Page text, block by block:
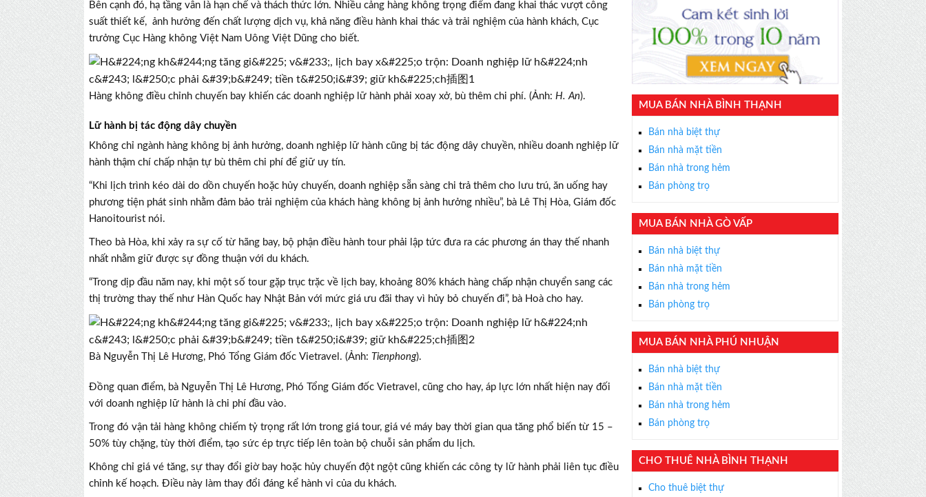
Bên cạnh đó, hạ tầng vẫn là hạn chế và thách thức lớn. Nhiều cảng hàng không trọng điểm đang khai thác vượt công
suất thiết kế, ảnh hưởng đến chất lượng dịch vụ, khả năng điều hành khai thác và trải nghiệm của hành khách, Cục
trưởng Cục Hàng không Việt Nam Uông Việt Dũng cho biết.
Hàng không điều chỉnh chuyến bay khiến các doanh nghiệp lữ hành phải xoay xở, bù thêm chi phí. (Ảnh: H. An).
Lữ hành bị tác động dây chuyền
Không chỉ ngành hàng không bị ảnh hưởng, doanh nghiệp lữ hành cũng bị tác động dây chuyền, nhiều doanh nghiệp lữ
hành thậm chí chấp nhận tự bù thêm chi phí để giữ uy tín.
“Khi lịch trình kéo dài do dồn chuyến hoặc hủy chuyến, doanh nghiệp sẵn sàng chi trả thêm cho lưu trú, ăn uống hay
phương tiện phát sinh nhằm đảm bảo trải nghiệm của khách hàng không bị ảnh hưởng nhiều”, bà Lê Thị Hòa, Giám đốc
Hanoitourist nói.
Theo bà Hòa, khi xảy ra sự cố từ hãng bay, bộ phận điều hành tour phải lập tức đưa ra các phương án thay thế nhanh
nhất nhằm giữ được sự đồng thuận với du khách.
“Trong dịp đầu năm nay, khi một số tour gặp trục trặc về lịch bay, khoảng 80% khách hàng chấp nhận chuyển sang các
thị trường thay thế như Hàn Quốc hay Nhật Bản với mức giá ưu đãi thay vì hủy bỏ chuyến đi”, bà Hoà cho hay.
Bà Nguyễn Thị Lê Hương, Phó Tổng Giám đốc Vietravel. (Ảnh: Tienphong).
Đồng quan điểm, bà Nguyễn Thị Lê Hương, Phó Tổng Giám đốc Vietravel, cũng cho hay, áp lực lớn nhất hiện nay đối
với doanh nghiệp lữ hành là chi phí đầu vào.
Trong đó vận tải hàng không chiếm tỷ trọng rất lớn trong giá tour, giá vé máy bay thời gian qua tăng phổ biến từ 15 –
50% tùy chặng, tùy thời điểm, tạo sức ép trực tiếp lên toàn bộ chuỗi sản phẩm du lịch.
Không chỉ giá vé tăng, sự thay đổi giờ bay hoặc hủy chuyến đột ngột cũng khiến các công ty lữ hành phải liên tục điều
chỉnh kế hoạch. Điều này làm thay đổi đáng kể hành vi của du khách.
MUA BÁN NHÀ BÌNH THẠNH
Bán nhà biệt thự
Bán nhà mặt tiền
Bán nhà trong hẻm
Bán phòng trọ
MUA BÁN NHÀ GÒ VẤP
Bán nhà biệt thự
Bán nhà mặt tiền
Bán nhà trong hẻm
Bán phòng trọ
MUA BÁN NHÀ PHÚ NHUẬN
Bán nhà biệt thự
Bán nhà mặt tiền
Bán nhà trong hẻm
Bán phòng trọ
CHO THUÊ NHÀ BÌNH THẠNH
Cho thuê biệt thự